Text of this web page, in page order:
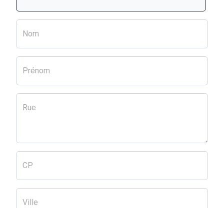
Nom
Prénom
Rue
CP
Ville